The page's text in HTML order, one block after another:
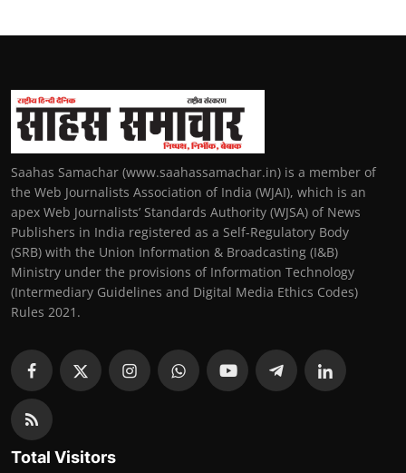
Saahas Samachar (www.saahassamachar.in) is a member of
the Web Journalists Association of India (WJAI), which is an
apex Web Journalists’ Standards Authority (WJSA) of News
Publishers in India registered as a Self-Regulatory Body
(SRB) with the Union Information & Broadcasting (I&B)
Ministry under the provisions of Information Technology
(Intermediary Guidelines and Digital Media Ethics Codes)
Rules 2021.
Total Visitors